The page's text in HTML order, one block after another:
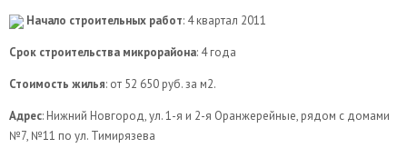
Начало строительных работ: 4 квартал 2011
Срок строительства микрорайона: 4 года
Стоимость жилья: от 52 650 руб. за м2.
Адрес: Нижний Новгород, ул. 1-я и 2-я Оранжерейные, рядом с домами
№7, №11 по ул. Тимирязева